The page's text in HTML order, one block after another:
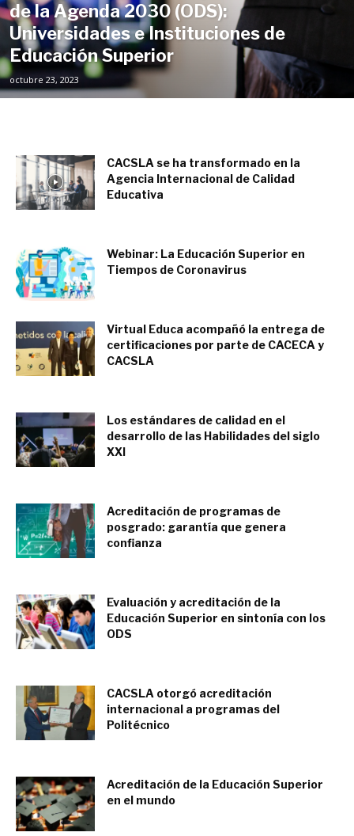
de la Agenda 2030 (ODS):
Universidades e Instituciones de
Educación Superior
octubre 23, 2023
CACSLA se ha transformado en la
Agencia Internacional de Calidad
Educativa
Webinar: La Educación Superior en
Tiempos de Coronavirus
Virtual Educa acompañó la entrega de
certificaciones por parte de CACECA y
CACSLA
Los estándares de calidad en el
desarrollo de las Habilidades del siglo
XXI
Acreditación de programas de
posgrado: garantía que genera
confianza
Evaluación y acreditación de la
Educación Superior en sintonía con los
ODS
CACSLA otorgó acreditación
internacional a programas del
Politécnico
Acreditación de la Educación Superior
en el mundo